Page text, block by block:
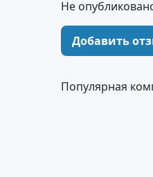
Не
Добавить
Популярная